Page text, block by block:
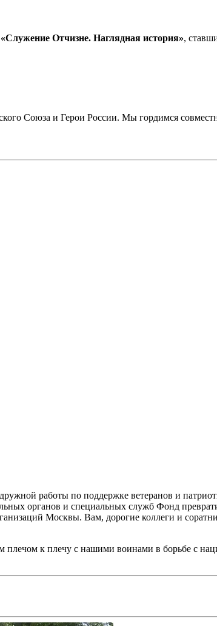
Отчизне. Наглядная история»,
Союза и Герои России. Мы гордимся
работы по поддержке ветеранов и
органов и специальных служб Фонд
Москвы. Вам, дорогие коллеги и
к плечу с нашими воинами в борьбе с